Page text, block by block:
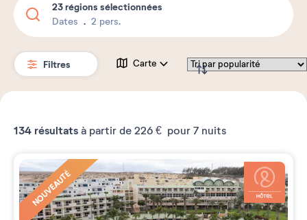
23 régions sélectionnées
Dates 2 pers.
Filtres Carte
134 résultats à partir de 226 € pour 7 nuits
NOUVEAUTÉ